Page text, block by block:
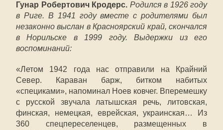
Гунар Робертович Кродерс. Родился в 1926 году
в Риге. В 1941 году вместе с родителями был
незаконно выслан в Красноярский край, скончался
в Норильске в 1999 году. Выдержки из его
воспоминаний:
«Летом 1942 года нас отправили на Крайний
Север. Караван барж, битком набитых
«специками», напоминал Ноев ковчег. Вперемешку
с русской звучала латышская речь, литовская,
финская, немецкая, еврейская, украинская… Из
360 спецпереселенцев, размещенных в